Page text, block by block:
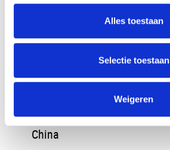
Alles toestaan
Selectie toestaan
Weigeren
Bosnie en Herzegovina
Brazilie
Bulgarije
China